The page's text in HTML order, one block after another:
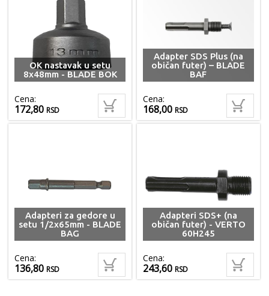
OK nastavak u setu
8x48mm - BLADE BOK
Cena:
172,80RSD
Adapter SDS Plus (na
običan futer) – BLADE
BAF
Cena:
168,00RSD
Adapteri za gedore u
setu 1/2x65mm - BLADE
BAG
Cena:
136,80RSD
Adapteri SDS+ (na
običan futer) - VERTO
60H245
Cena:
243,60RSD